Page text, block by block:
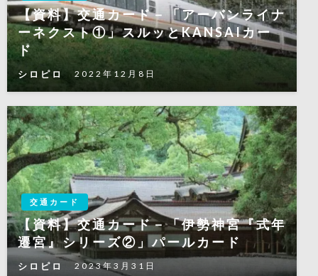
【資料】交通カード－「アーバンライナ
ーネクスト①」スルッとKANSAIカー
ド
シロピロ 2022年12月8日
交通カード
【資料】交通カード－「伊勢神宮『式年
遷宮』シリーズ②」パールカード
シロピロ 2023年3月31日